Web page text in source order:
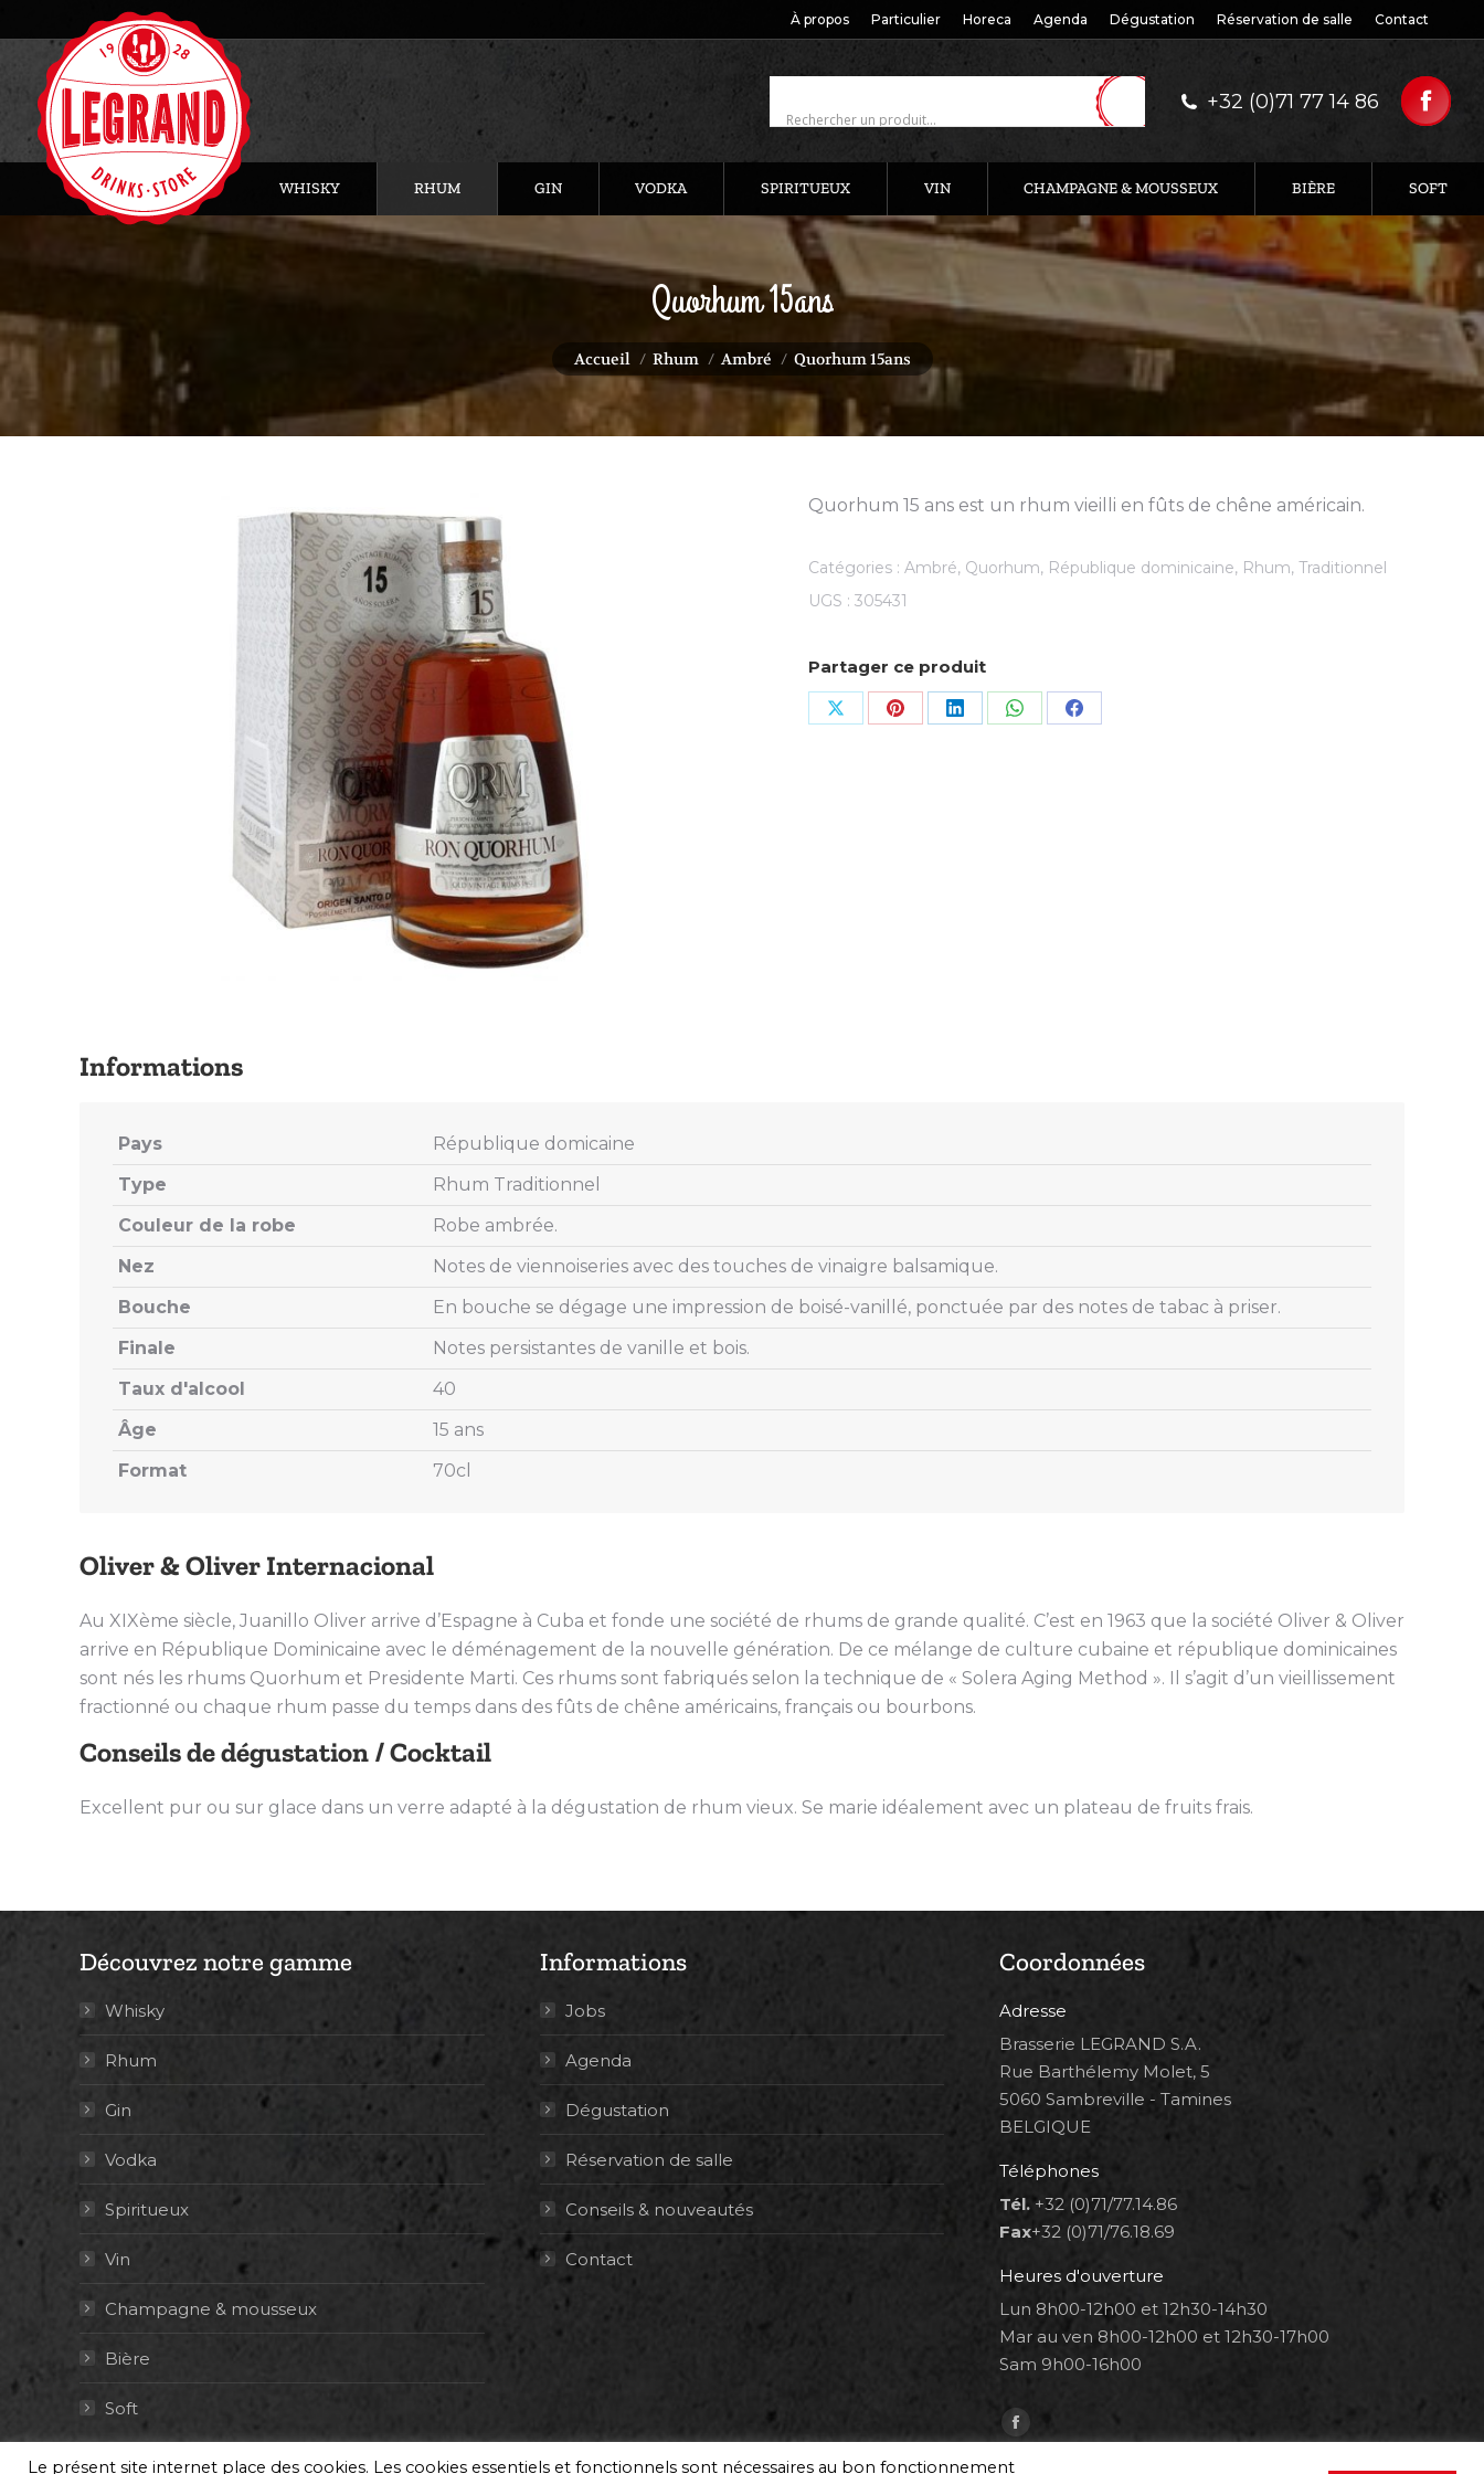
À propos Particulier Horeca Agenda Dégustation Réservation de salle Contact
+32 (0)71 77 14 86
WHISKY RHUM GIN VODKA SPIRITUEUX VIN CHAMPAGNE & MOUSSEUX BIÈRE SOFT
Quorhum 15ans
Vous êtes ici :
Accueil Rhum Ambré Quorhum 15ans
Quorhum 15 ans est un rhum vieilli en fûts de chêne américain.
Catégories : Ambré, Quorhum, République dominicaine, Rhum, Traditionnel
UGS : 305431
Partager ce produit
Share Share Share Share Share
Oliver & Oliver Internacional
Au XIXème siècle, Juanillo Oliver arrive d’Espagne à Cuba et fonde une société de rhums de grande qualité. C’est en 1963 que la société Oliver & Oliver
arrive en République Dominicaine avec le déménagement de la nouvelle génération. De ce mélange de culture cubaine et république dominicaines
sont nés les rhums Quorhum et Presidente Marti. Ces rhums sont fabriqués selon la technique de « Solera Aging Method ». Il s’agit d’un vieillissement
fractionné ou chaque rhum passe du temps dans des fûts de chêne américains, français ou bourbons.
Conseils de dégustation / Cocktail
Excellent pur ou sur glace dans un verre adapté à la dégustation de rhum vieux. Se marie idéalement avec un plateau de fruits frais.
Pays
République domicaine
Type
Rhum Traditionnel
Couleur de la robe
Robe ambrée.
Nez
Notes de viennoiseries avec des touches de vinaigre balsamique.
Bouche
En bouche se dégage une impression de boisé-vanillé, ponctuée par des notes de tabac à priser.
Finale
Notes persistantes de vanille et bois.
Taux d'alcool
40
Âge
15 ans
Format
70cl
Découvrez notre gamme
Whisky
Rhum
Gin
Vodka
Spiritueux
Vin
Champagne & mousseux
Bière
Soft
Informations
Jobs
Agenda
Dégustation
Réservation de salle
Conseils & nouveautés
Contact
Coordonnées
Adresse
Brasserie LEGRAND S.A.
Rue Barthélemy Molet, 5
5060 Sambreville - Tamines
BELGIQUE
Téléphones
Tél. +32 (0)71/77.14.86
Fax+32 (0)71/76.18.69
Heures d'ouverture
Lun 8h00-12h00 et 12h30-14h30
Mar au ven 8h00-12h00 et 12h30-17h00
Sam 9h00-16h00
Trouvez nous sur :
Facebook
page
Le présent site internet place des cookies. Les cookies essentiels et fonctionnels sont nécessaires au bon fonctionnement